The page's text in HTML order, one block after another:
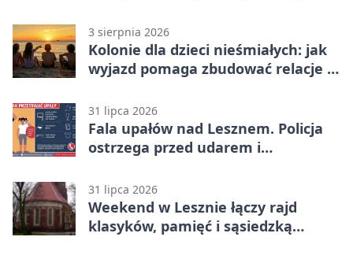
3 sierpnia 2026
Kolonie dla dzieci nieśmiałych: jak
wyjazd pomaga zbudować relacje z
31 lipca 2026
Fala upałów nad Lesznem. Policja
ostrzega przed udarem i
31 lipca 2026
Weekend w Lesznie łączy rajd
klasyków, pamięć i sąsiedzką